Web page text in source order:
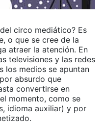
circo mediático? Es
o que se cree de la
atraer la atención. En
televisiones y las redes
los medios se apuntan
absurdo que
convertirse en
momento, como se
idioma auxiliar) y por